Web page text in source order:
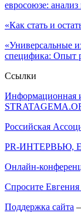
евросоюзе:
«Как стать и
«Универсальные
специфика: Опыт
Ссылки
Информационная
Российская
PR-ИНТЕРВЬЮ,
Онлайн-
Спросите
Поддержка сайта